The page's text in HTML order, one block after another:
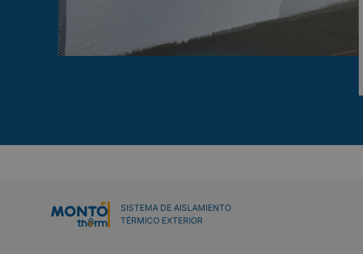
SISTEMA DE AISLAMIENTO
TÉRMICO EXTERIOR